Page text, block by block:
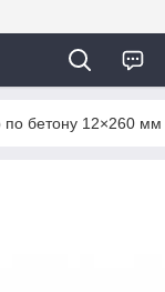
по бетону 12×260